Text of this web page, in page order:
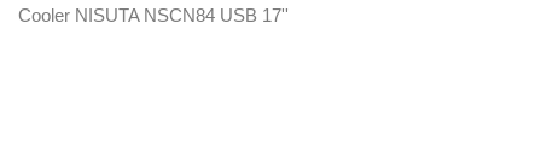
Cooler NISUTA NSCN84 USB 17''